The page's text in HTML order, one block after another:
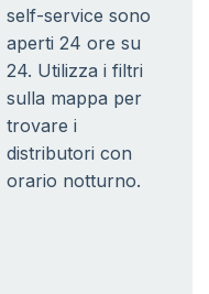
self-service sono
aperti 24 ore su
24. Utilizza i filtri
sulla mappa per
trovare i
distributori con
orario notturno.